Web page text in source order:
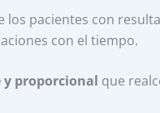
pacientes con
con el tiempo.
y proporcional que